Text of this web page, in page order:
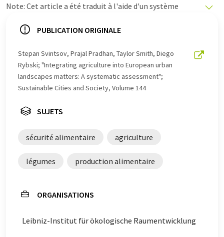
Note: Cet article a été traduit à l'aide d'un système
propose ces traductions automatiques pour présenter
été traduit avec traduction automatique, il est possible
qu'il contienne des erreurs de vocabulaire, de syntaxe ou
de grammaire. L'article original dans Anglais peut être
trouvéici.
PUBLICATION ORIGINALE
Stepan Svintsov, Prajal Pradhan, Taylor Smith, Diego
Rybski; "Integrating agriculture into European urban
landscapes matters: A systematic assessment";
Sustainable Cities and Society, Volume 144
SUJETS
sécurité alimentaire agriculture
légumes production alimentaire
ORGANISATIONS
Leibniz-Institut für ökologische Raumentwicklung